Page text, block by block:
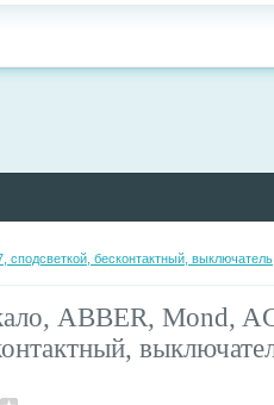
сподсветкой, бесконтактный,
ABBER, Mond,